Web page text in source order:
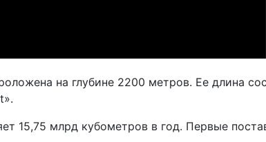
на глубине 2200 метров. Ее длина
15,75 млрд кубометров в год. Первые